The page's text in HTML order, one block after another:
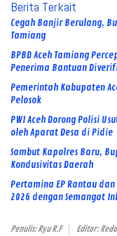
Berita Terkait
Cegah Banjir Berulang,
Tamiang
BPBD Aceh Tamiang
Penerima Bantuan
Pemerintah Kabupaten
Pelosok
PWI Aceh Dorong Polisi
oleh Aparat Desa di Pidie
Sambut Kapolres Baru,
Kondusivitas Daerah
Pertamina EP Rantau dan
2026 dengan Semangat
Penulis: Ryu R.F Editor: